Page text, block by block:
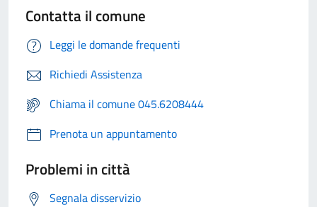
Contatta il comune
Leggi le domande frequenti
Richiedi Assistenza
Chiama il comune 045.6208444
Prenota un appuntamento
Problemi in città
Segnala disservizio